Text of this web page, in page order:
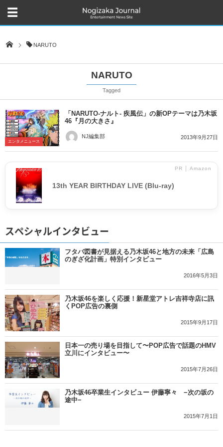
NARUTO
NARUTO
Tagged
エンタメニュース
「NARUTO-ナルト- 疾風伝」の新OPテーマは乃木坂
46『月の大きさ』
NJ編集部 2013年9月27日
PR │ Amazon
13th YEAR BIRTHDAY LIVE (Blu-ray)
スペシャルインタビュー
フタバ図書が見据える乃木坂46と地方の未来「広島
のぎざ化計画」特別インタビュー
2016年5月3日
乃木坂46を楽しく応援！新星堂アトレ吉祥寺店に訊
くPOP広告の裏側
2015年9月17日
日本一の売り場を目指して〜POP広告で話題のHMV
立川にインタビュー〜
2015年7月26日
乃木坂46卒業生インタビュー 伊藤寧々 −次の坂の
途中−
2015年7月1日